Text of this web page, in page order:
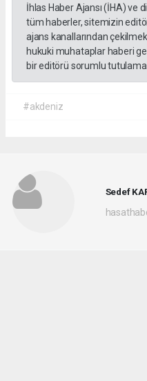
İhlas Haber Ajansı (İHA) ve
tüm haberler, sitemizin
ajans kanallarından
hukuki muhataplar haberi
bir editörü sorumlu
#akdeniz
Sedef